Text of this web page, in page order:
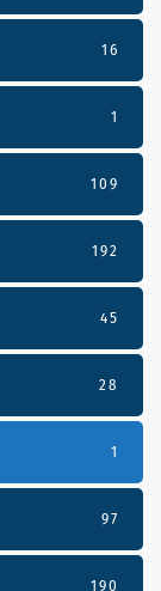
16
1
109
192
45
28
1
97
190